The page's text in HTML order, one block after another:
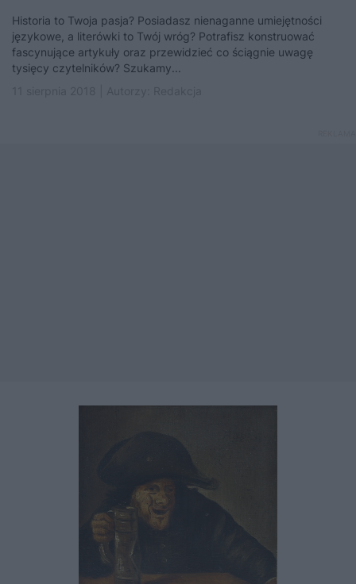
Historia to Twoja pasja? Posiadasz nienaganne umiejętności
językowe, a literówki to Twój wróg? Potrafisz konstruować
fascynujące artykuły oraz przewidzieć co ściągnie uwagę
tysięcy czytelników? Szukamy...